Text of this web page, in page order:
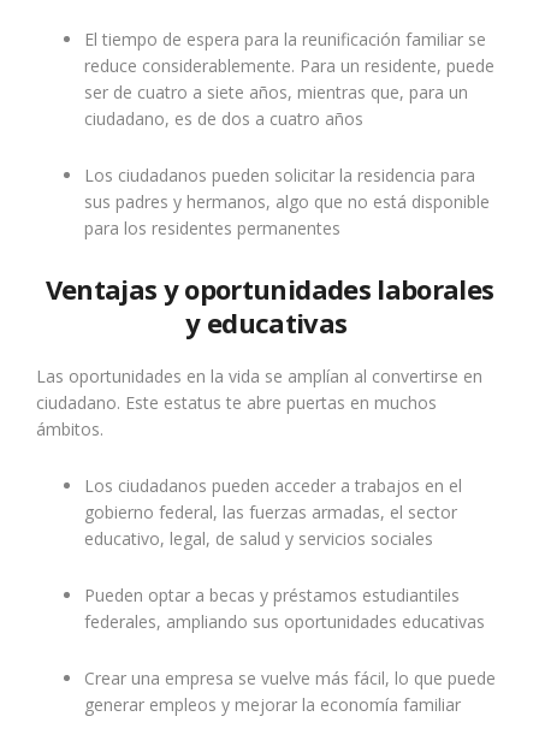
El tiempo de espera para la reunificación familiar se
reduce considerablemente. Para un residente, puede
ser de cuatro a siete años, mientras que, para un
ciudadano, es de dos a cuatro años
Los ciudadanos pueden solicitar la residencia para
sus padres y hermanos, algo que no está disponible
para los residentes permanentes
Ventajas y oportunidades laborales
y educativas
Las oportunidades en la vida se amplían al convertirse en
ciudadano. Este estatus te abre puertas en muchos
ámbitos.
Los ciudadanos pueden acceder a trabajos en el
gobierno federal, las fuerzas armadas, el sector
educativo, legal, de salud y servicios sociales
Pueden optar a becas y préstamos estudiantiles
federales, ampliando sus oportunidades educativas
Crear una empresa se vuelve más fácil, lo que puede
generar empleos y mejorar la economía familiar